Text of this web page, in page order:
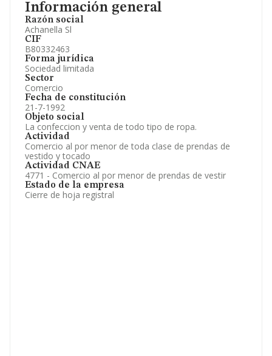
Información general
Razón social
Achanella Sl
CIF
B80332463
Forma jurídica
Sociedad limitada
Sector
Comercio
Fecha de constitución
21-7-1992
Objeto social
La confeccion y venta de todo tipo de ropa.
Actividad
Comercio al por menor de toda clase de prendas de
vestido y tocado
Actividad CNAE
4771 - Comercio al por menor de prendas de vestir
Estado de la empresa
Cierre de hoja registral